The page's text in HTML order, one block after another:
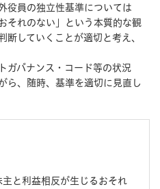
役員の独⽴性基準については
それのない」という本質的な観
していくことが適切と考え、
ガバナンス・コード等の状況
ら、随時、基準を適切に見直し
と利益相反が生じるおそれ